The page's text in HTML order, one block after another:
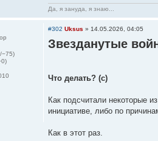
Да, я зануда, я знаю...
−75)
сообщение
#302 Uksus » 14.05.2026, 04:05
Звезданутые
Что делать? (с)
Как подсчитали некоторые
инициативе, либо по
Как в этот раз.